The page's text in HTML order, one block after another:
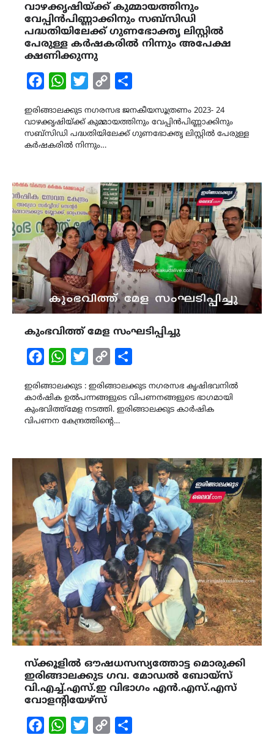
വാഴക്കൃഷിയ്ക്ക് കുമ്മായത്തിനും
വേപ്പിൻപിണ്ണാക്കിനും സബ്‌സിഡി
പദ്ധതിയിലേക്ക് ഗുണഭോക്തൃ ലിസ്റ്റിൽ
പേരുള്ള കർഷകരിൽ നിന്നും അപേക്ഷ
ക്ഷണിക്കുന്നു
FacebookWhatsAppTwitterCopy
ഇരിങ്ങാലക്കുട നഗരസഭ ജനകീയസൂത്രണം 2023- 24
വാഴക്കൃഷിയ്ക്ക് കുമ്മായത്തിനും വേപ്പിൻപിണ്ണാക്കിനും
സബ്‌സിഡി പദ്ധതിയിലേക്ക് ഗുണഭോക്തൃ ലിസ്റ്റിൽ പേരുള്ള
കർഷകരിൽ നിന്നും…
കുംഭവിത്ത് മേള സംഘടിപ്പിച്ചു
FacebookWhatsAppTwitterCopy
ഇരിങ്ങാലക്കുട : ഇരിങ്ങാലക്കുട നഗരസഭ കൃഷിഭവനിൽ
കാർഷിക ഉൽപന്നങ്ങളുടെ വിപണനങ്ങളുടെ ഭാഗമായി
കുംഭവിത്ത്മേള നടത്തി. ഇരിങ്ങാലക്കുട കാർഷിക
വിപണന കേന്ദ്രത്തിൻ്റെ…
സ്ക്കൂളിൽ ഔഷധസസ്യത്തോട്ട മൊരുക്കി
ഇരിങ്ങാലക്കുട ഗവ. മോഡൽ ബോയ്സ്
വി.എച്ച്.എസ്.ഇ വിഭാഗം എൻ.എസ്.എസ്
വോളന്റിയേഴ്സ്
FacebookWhatsAppTwitterCopy